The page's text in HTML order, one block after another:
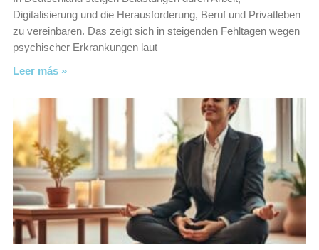
Digitalisierung und die Herausforderung, Beruf und Privatleben
zu vereinbaren. Das zeigt sich in steigenden Fehltagen wegen
psychischer Erkrankungen laut
Leer más »